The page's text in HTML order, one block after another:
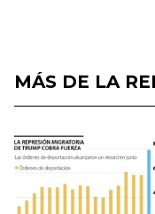
MÁS DE LA